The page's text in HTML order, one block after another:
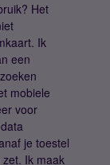
Het
Ik
een
mobiele
voor
je toestel
Ik maak